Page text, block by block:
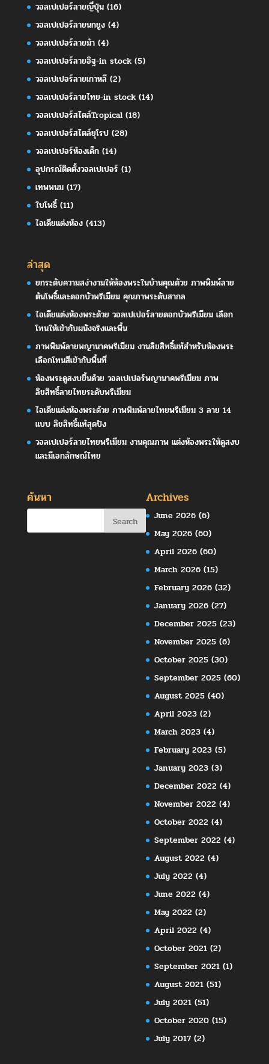
วอลเปเปอร์ลายญี่ปุ่น(16)
วอลเปเปอร์ลายนกยูง(4)
วอลเปเปอร์ลายม้า(4)
วอลเปเปอร์ลายอิฐ-in stock(5)
วอลเปเปอร์ลายเกาหลี(2)
วอลเปเปอร์ลายไทย-in stock(14)
วอลเปเปอร์สไตล์Tropical(18)
วอลเปเปอร์สไตล์ยุโรป(28)
วอลเปเปอร์ห้องเด็ก(14)
อุปกรณ์ติดตั้งวอลเปเปอร์ (1)
เทพพนม(17)
ใบโพธิ์(11)
ไอเดียแต่งห้อง(413)
ล่าสุด
ยกระดับความสง่างามให้ห้องพระในบ้านคุณด้วย ภาพพิมพ์ลาย
ต้นโพธิ์และดอกบัวพรีเมียม คุณภาพระดับสากล
ไอเดียแต่งห้องพระด้วย วอลเปเปอร์ลายดอกบัวพรีเมียม เลือก
โทนให้เข้ากับผนังจริงและพื้น
ภาพพิมพ์ลายพญานาคพรีเมียม งานลิขสิทธิ์แท้สำหรับห้องพระ
เลือกโทนสีเข้ากับพื้นที่
ห้องพระดูสงบขึ้นด้วย วอลเปเปอร์พญานาคพรีเมียม ภาพ
ลิขสิทธิ์ลายไทยระดับพรีเมียม
ไอเดียแต่งห้องพระด้วย ภาพพิมพ์ลายไทยพรีเมียม 3 ลาย 14
แบบ ลิขสิทธิ์แท้สุดปัง
วอลเปเปอร์ลายไทยพรีเมียม งานคุณภาพ แต่งห้องพระให้ดูสงบ
และมีเอกลักษณ์ไทย
ค้นหา Archives
June 2026 (6)
May 2026 (60)
April 2026 (60)
March 2026 (15)
February 2026 (32)
January 2026 (27)
December 2025 (23)
November 2025 (6)
October 2025 (30)
September 2025 (60)
August 2025 (40)
April 2023 (2)
March 2023 (4)
February 2023 (5)
January 2023 (3)
December 2022 (4)
November 2022 (4)
October 2022 (4)
September 2022 (4)
August 2022 (4)
July 2022 (4)
June 2022 (4)
May 2022 (2)
April 2022 (4)
October 2021 (2)
September 2021 (1)
August 2021 (51)
July 2021 (51)
October 2020 (15)
July 2017 (2)